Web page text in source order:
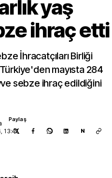
yaş
ihraç etti
İhracatçıları Birliği
mayısta 284
sebze ihraç edildiğini
13:47
Paylaş
N